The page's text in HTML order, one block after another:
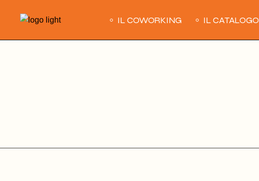
IL COWORKING IL CATALOGO